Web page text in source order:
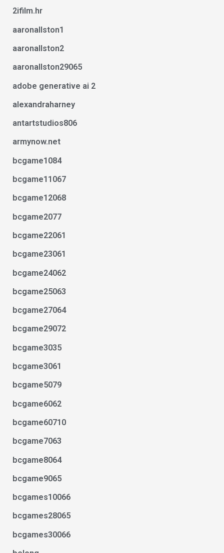
2ifilm.hr
aaronallston1
aaronallston2
aaronallston29065
adobe generative ai 2
alexandraharney
antartstudios806
armynow.net
bcgame1084
bcgame11067
bcgame12068
bcgame2077
bcgame22061
bcgame23061
bcgame24062
bcgame25063
bcgame27064
bcgame29072
bcgame3035
bcgame3061
bcgame5079
bcgame6062
bcgame60710
bcgame7063
bcgame8064
bcgame9065
bcgames10066
bcgames28065
bcgames30066